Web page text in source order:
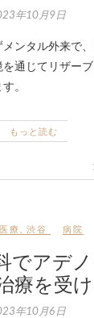
年10月9日
ンタル外来で
通じてリザー
。
もっと読む
医療 渋谷 病院
でアデ
療を受
年10月6日